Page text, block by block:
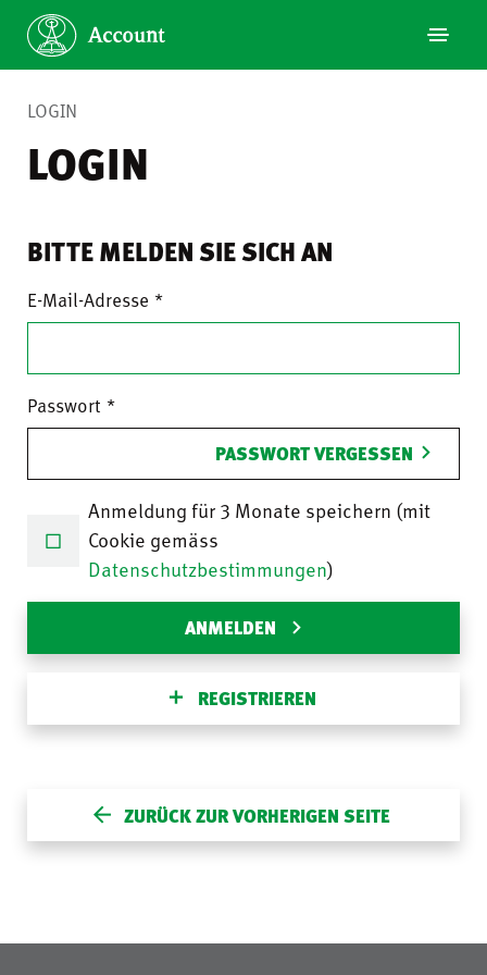
LOGIN
LOGIN
BITTE MELDEN SIE SICH AN
E-Mail-Adresse
Passwort
PASSWORT VERGESSEN
Anmeldung für 3 Monate speichern (mit
Cookie gemäss
Datenschutzbestimmungen)
ANMELDEN
REGISTRIEREN
ZURÜCK ZUR VORHERIGEN SEITE